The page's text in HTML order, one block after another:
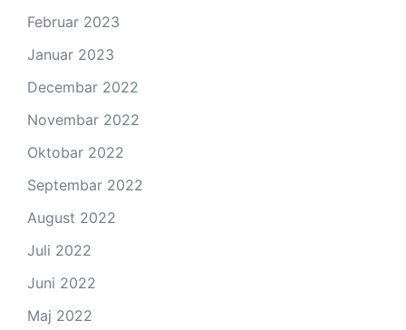
Februar 2023
Januar 2023
Decembar 2022
Novembar 2022
Oktobar 2022
Septembar 2022
August 2022
Juli 2022
Juni 2022
Maj 2022